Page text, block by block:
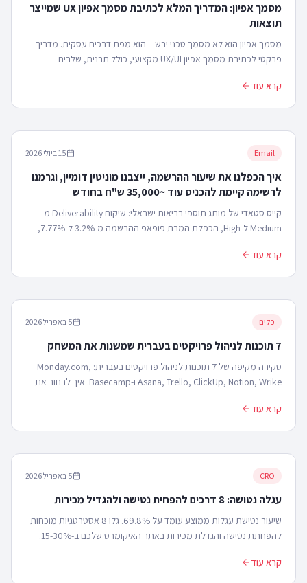
מסמך אפיון: המדריך המלא לכתיבת מסמך אפיון UX שמייצר
תוצאות
מסמך אפיון הוא לא מסמך טכני יבש – הוא מפת דרכים עסקית. מדריך
פרקטי לכתיבת מסמך אפיון UX/UI מקצועי, כולל תבנית, שלבים
קרא עוד
Email 15 ביולי 2026
איך הכפלנו את שיעור ההרשמה, ייצבנו מוניטין דומיין, וגרמנו
לרשימה קיימת להכניס עוד ~35,000 ש"ח בחודש
קייס סטאדי של מותג תוספי בריאות ישראלי: שיקום Deliverability מ-
Medium ל-High, הכפלת המרת פופאפ ההרשמה מ-3.2% ל-7.77%,
~35,000 ש"ח בחודש בהכנסות — בלי להביא תנועה חדשה, רק על ידי קרא עוד
כלים 5 באפריל 2026
7 תוכנות לניהול פרויקטים בעברית שמשנות את המשחק
סקירה מקיפה של 7 תוכנות לניהול פרויקטים בעברית: Monday.com,
Asana, Trello, ClickUp, Notion, Wrike ו-Basecamp. איך לבחור את
קרא עוד
CRO 5 באפריל 2026
עגלה נטושה: 8 דרכים להפחית נטישה ולהגדיל מכירות
שיעור נטישת עגלות ממוצע עומד על 69.8%. גלו 8 אסטרטגיות מוכחות
להפחתת נטישה והגדלת מכירות באתר האיקומרס שלכם ב-15-30%.
קרא עוד